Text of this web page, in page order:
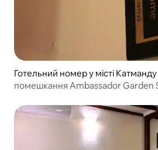
Готельний номер у місті Катманду
помешкання Ambassador Garden